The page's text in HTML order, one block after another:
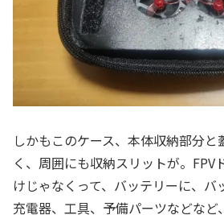
しかもこのケース、本体収納部分
く、周囲にも収納スリットが。FPV
けじゃなくって、バッテリーに、バ
充電器、工具、予備パーツなどなど